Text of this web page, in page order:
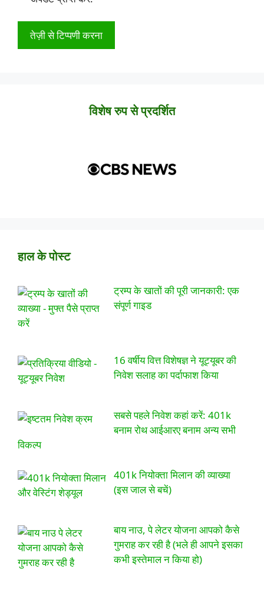
विशेष रुप से प्रदर्शित
हाल के पोस्ट
ट्रम्प के खातों की पूरी जानकारी: एक
संपूर्ण गाइड
16 वर्षीय वित्त विशेषज्ञ ने यूट्यूबर की
निवेश सलाह का पर्दाफाश किया
सबसे पहले निवेश कहां करें: 401k
बनाम रोथ आईआरए बनाम अन्य सभी
विकल्प
401k नियोक्ता मिलान की व्याख्या
(इस जाल से बचें)
बाय नाउ, पे लेटर योजना आपको कैसे
गुमराह कर रही है (भले ही आपने इसका
कभी इस्तेमाल न किया हो)